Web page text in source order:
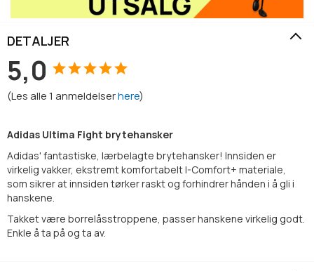
DETALJER
5,0
(Les alle1 anmeldelserhere)
Adidas Ultima Fight brytehansker
Adidas' fantastiske, lærbelagte brytehansker! Innsiden er
virkelig vakker, ekstremt komfortabelt I-Comfort+ materiale,
som sikrer at innsiden tørker raskt og forhindrer hånden i å gli i
hanskene.
Takket være borrelåsstroppene, passer hanskene virkelig godt.
Enkle å ta på og ta av.